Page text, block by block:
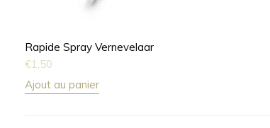
Rapide Spray Vernevelaar
€1,50
Ajout au panier